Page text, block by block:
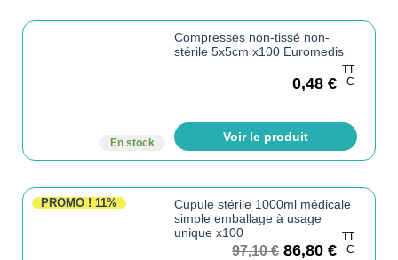
En stock
Compresses non-tissé non-
stérile 5x5cm x100 Euromedis
0,48 €
TT
C
Voir le produit
PROMO ! 11%
Cupule stérile 1000ml médicale
simple emballage à usage
unique x100
97,10€ 86,80 €
TT
C